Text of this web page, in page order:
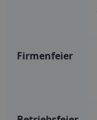
Firmenfeier